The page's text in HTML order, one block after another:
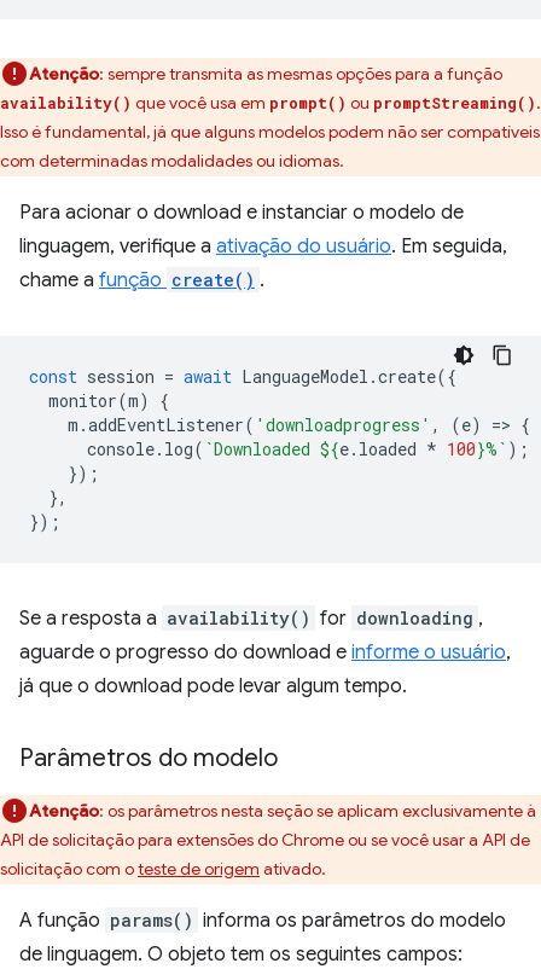
Atenção: sempre transmita as mesmas opções para a função
availability() que você usa em prompt() ou promptStreaming().
Isso é fundamental, já que alguns modelos podem não ser compatíveis
com determinadas modalidades ou idiomas.
Para acionar o download e instanciar o modelo de
linguagem, verifique a ativação do usuário. Em seguida,
chame a função create() .
const session = await LanguageModel .create({
monitor(m)
{
m .addEventListener( 'downloadprogress' , (e) => {
console. log( `Downloaded ${e. loaded * 100}%` );
});
},
});
Se a resposta a availability() for downloading ,
aguarde o progresso do download e informe o usuário,
já que o download pode levar algum tempo.
Parâmetros do modelo
Atenção: os parâmetros nesta seção se aplicam exclusivamente à
API de solicitação para extensões do Chrome ou se você usar a API de
solicitação com oteste de origem ativado.
A função params() informa os parâmetros do modelo
de linguagem. O objeto tem os seguintes campos: